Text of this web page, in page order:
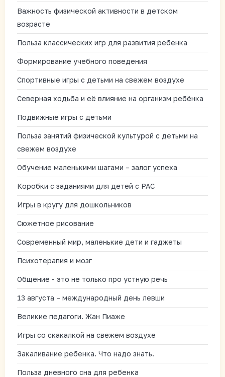
Важность физической активности в детском
возрасте
Польза классических игр для развития ребенка
Формирование учебного поведения
Спортивные игры с детьми на свежем воздухе
Северная ходьба и её влияние на организм ребёнка
Подвижные игры с детьми
Польза занятий физической культурой с детьми на
свежем воздухе
Обучение маленькими шагами – залог успеха
Коробки с заданиями для детей с РАС
Игры в кругу для дошкольников
Сюжетное рисование
Современный мир, маленькие дети и гаджеты
Психотерапия и мозг
Общение - это не только про устную речь
13 августа – международный день левши
Великие педагоги. Жан Пиаже
Игры со скакалкой на свежем воздухе
Закаливание ребенка. Что надо знать.
Польза дневного сна для ребенка